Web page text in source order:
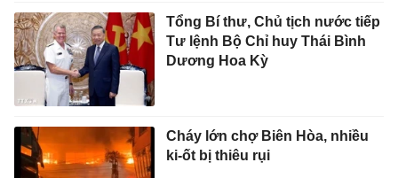
Tổng Bí thư, Chủ tịch nước tiếp
Tư lệnh Bộ Chỉ huy Thái Bình
Dương Hoa Kỳ
Cháy lớn chợ Biên Hòa, nhiều
ki-ốt bị thiêu rụi